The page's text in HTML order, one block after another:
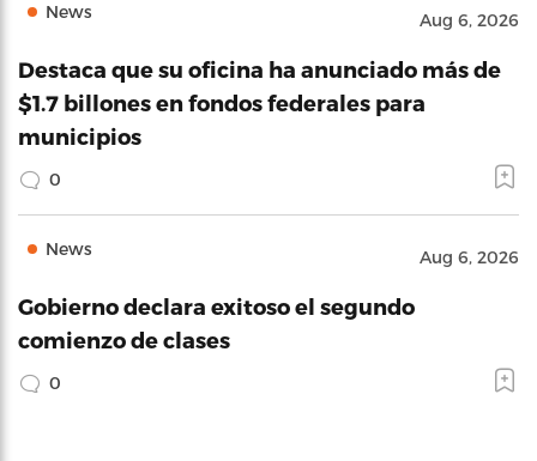
News Aug 6, 2026
Destaca que su oficina ha anunciado más de
$1.7 billones en fondos federales para
municipios
0
News Aug 6, 2026
Gobierno declara exitoso el segundo
comienzo de clases
0